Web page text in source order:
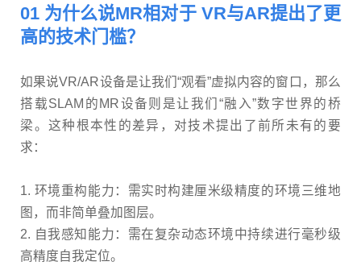
01 为什么说MR相对于 VR与AR提出了更
高的技术门槛？
如果说VR/AR设备是让我们“观看”虚拟内容的窗口，那么
搭载SLAM的MR设备则是让我们“融入”数字世界的桥
梁。这种根本性的差异，对技术提出了前所未有的要
求：
1. 环境重构能力：需实时构建厘米级精度的环境三维地
图，而非简单叠加图层。
2. 自我感知能力：需在复杂动态环境中持续进行毫秒级
高精度自我定位。